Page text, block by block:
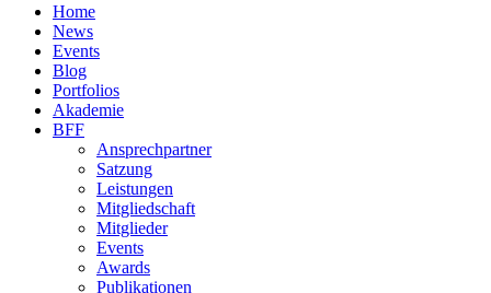
Home
News
Events
Blog
Portfolios
Akademie
BFF
Ansprechpartner
Satzung
Leistungen
Mitgliedschaft
Mitglieder
Events
Awards
Publikationen